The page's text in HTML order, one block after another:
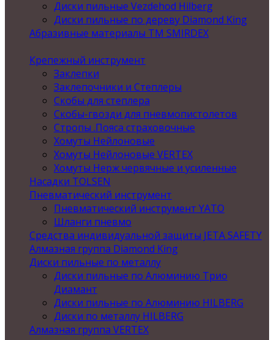
Диски пильные Vezdehod Hilberg
Диски пильные по дереву Diamond King
Абразивные материалы ТМ SMIRDEX
Крепежный инструмент
Заклепки
Заклепочники и Степлеры
Скобы для степлера
Скобы-гвозди для пневмопистолетов
Стропы .Пояса страховочные
Хомуты Нейлоновые
Хомуты Нейлоновые VERTEX
Хомуты Нерж червячные и усиленные
Насадки TOLSEN
Пневматический инструмент
Пневматический инструмент YATO
Шланги пневмо
Средства индивидуальной защиты JETA SAFETY
Алмазная группа Diamond King
Диски пильные по металлу
Диски пильные по Алюминию Трио
Диамант
Диски пильные по Алюминию HILBERG
Диски по металлу HILBERG
Алмазная группа VERTEX